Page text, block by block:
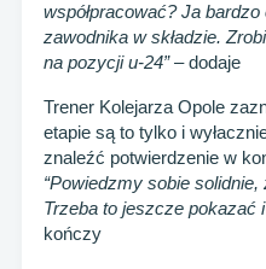
współpracować? Ja
zawodnika w składzie.
na pozycji u-24” –dodaje
Trener Kolejarza Opole
etapie są to tylko i
znaleźć potwierdzenie w
“Powiedzmy sobie
Trzeba to jeszcze pokazać
kończy